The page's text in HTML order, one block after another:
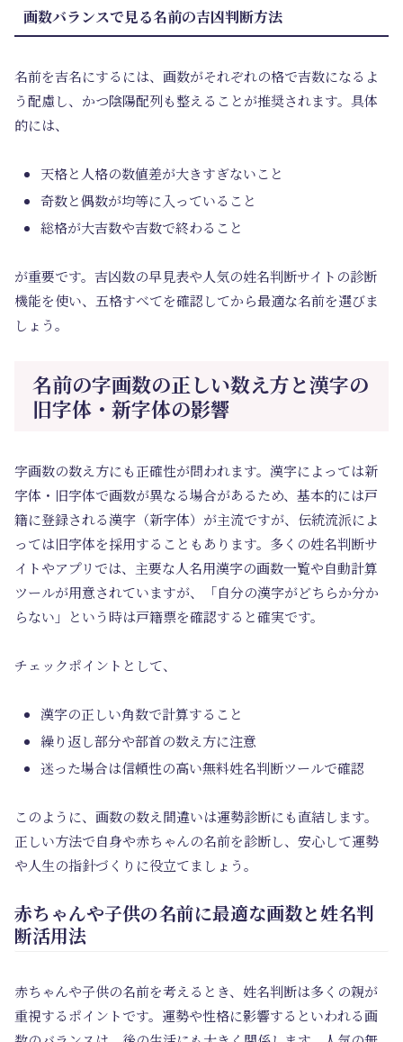
画数バランスで見る名前の吉凶判断方法
名前を吉名にするには、画数がそれぞれの格で吉数になるよ
う配慮し、かつ陰陽配列も整えることが推奨されます。具体
的には、
天格と人格の数値差が大きすぎないこと
奇数と偶数が均等に入っていること
総格が大吉数や吉数で終わること
が重要です。吉凶数の早見表や人気の姓名判断サイトの診断
機能を使い、五格すべてを確認してから最適な名前を選びま
しょう。
名前の字画数の正しい数え方と漢字の
旧字体・新字体の影響
字画数の数え方にも正確性が問われます。漢字によっては新
字体・旧字体で画数が異なる場合があるため、基本的には戸
籍に登録される漢字（新字体）が主流ですが、伝統流派によ
っては旧字体を採用することもあります。多くの姓名判断サ
イトやアプリでは、主要な人名用漢字の画数一覧や自動計算
ツールが用意されていますが、「自分の漢字がどちらか分か
らない」という時は戸籍票を確認すると確実です。
チェックポイントとして、
漢字の正しい角数で計算すること
繰り返し部分や部首の数え方に注意
迷った場合は信頼性の高い無料姓名判断ツールで確認
このように、画数の数え間違いは運勢診断にも直結します。
正しい方法で自身や赤ちゃんの名前を診断し、安心して運勢
や人生の指針づくりに役立てましょう。
赤ちゃんや子供の名前に最適な画数と姓名判
断活用法
赤ちゃんや子供の名前を考えるとき、姓名判断は多くの親が
重視するポイントです。運勢や性格に影響するといわれる画